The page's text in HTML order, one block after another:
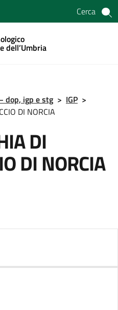
Cerca
dell’Umbria
dop, igp e stg > IGP >
DI NORCIA
DI
DI NORCIA